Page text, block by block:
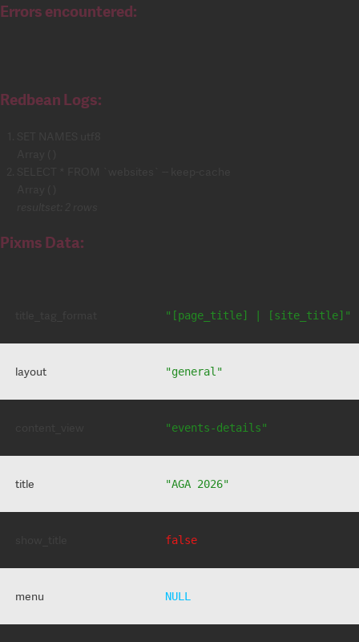
Errors encountered:
Redbean Logs:
Pixms Data:
"[page_title] | [site_title]"
layout "general"
"events-details"
title "AGA 2026"
false
menu NULL